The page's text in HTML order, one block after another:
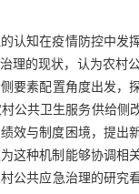
认知在疫情防控中
理的现状，认为农
要素配置角度出发，
公共卫生服务供给侧
效与制度困境，提出
这种机制能够协调
公共应急治理的研究